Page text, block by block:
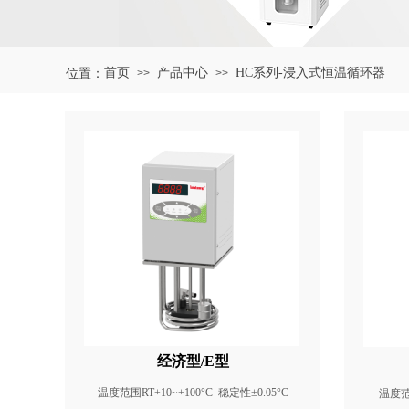
位置： 首页 >> 产品中心 >> HC系列-浸入式恒温循环器
经济型/E型
温度范围RT+10~+100°C 稳定性±0.05°C 温度